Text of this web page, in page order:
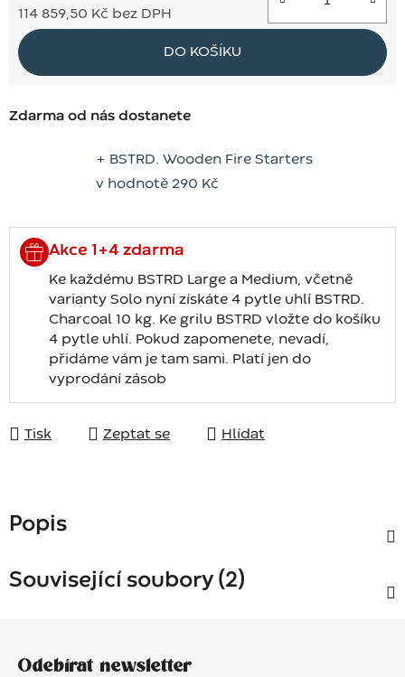
114 859,50 Kč bez DPH
Měrná cena:
DO KOŠÍKU
Zdarma od nás dostanete
+ BSTRD. Wooden Fire Starters
v hodnotě 290 Kč
Akce 1+4 zdarma
Ke každému BSTRD Large a Medium, včetně
varianty Solo nyní získáte 4 pytle uhlí BSTRD.
Charcoal 10 kg. Ke grilu BSTRD vložte do košíku
4 pytle uhlí. Pokud zapomenete, nevadí,
přidáme vám je tam sami. Platí jen do
vyprodání zásob
Tisk Zeptat se Hlídat
Popis
Související soubory (2)
Odebírat newsletter